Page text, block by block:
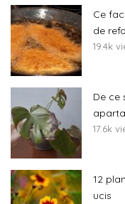
Ce
de
19.4k
De ce
17.6k
12
ucis